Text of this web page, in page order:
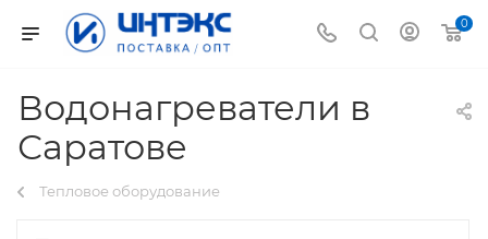
0
Водонагреватели в
Саратове
Тепловое оборудование